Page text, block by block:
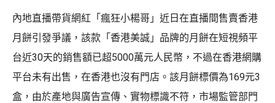
內地直播帶貨網紅「瘋狂小楊哥」近日在直播間售賣香港
月餅引發爭議，該款「香港美誠」品牌的月餅在短視頻平
台近30天的銷售額已超5000萬元人民幣，不過在香港網購
平台未有出售，在香港也沒有門店。該月餅標價為169元3
盒，由於產地與廣告宣傳、實物標識不符，市場監管部門